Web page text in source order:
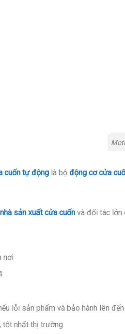
cuốn tự động là bộ động cơ cửa
nhà sản xuất cửa cuốn và đối tác lớn
nơi
lỗi sản phẩm và bảo hành lên
tốt nhất thị trường